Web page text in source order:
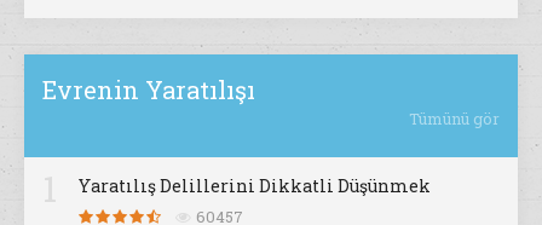
Evrenin Yaratılışı
Tümünü gör
Yaratılış Delillerini Dikkatli Düşünmek
60457